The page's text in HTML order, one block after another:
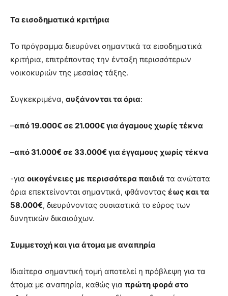
Τα εισοδηματικά κριτήρια
Το πρόγραμμα διευρύνει σημαντικά τα εισοδηματικά
κριτήρια, επιτρέποντας την ένταξη περισσότερων
νοικοκυριών της μεσαίας τάξης.
Συγκεκριμένα, αυξάνονται τα όρια:
–από 19.000€ σε 21.000€ για άγαμους χωρίς τέκνα
–από 31.000€ σε 33.000€ για έγγαμους χωρίς τέκνα
-για οικογένειες με περισσότερα παιδιά τα ανώτατα
όρια επεκτείνονται σημαντικά, φθάνοντας έως και τα
58.000€, διευρύνοντας ουσιαστικά το εύρος των
δυνητικών δικαιούχων.
Συμμετοχή και για άτομα με αναπηρία
Ιδιαίτερα σημαντική τομή αποτελεί η πρόβλεψη για τα
άτομα με αναπηρία, καθώς για πρώτη φορά στο